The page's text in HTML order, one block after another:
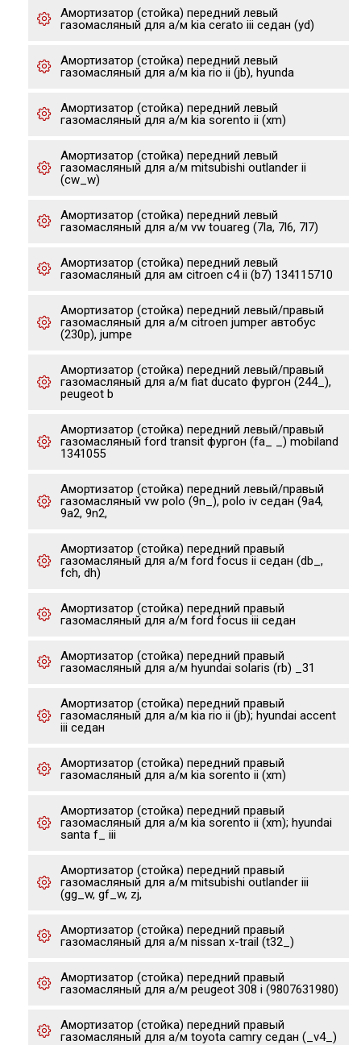
Амортизатор (стойка) передний левый
газомасляный для а/м kia cerato iii седан (yd)
Амортизатор (стойка) передний левый
газомасляный для а/м kia rio ii (jb), hyunda
Амортизатор (стойка) передний левый
газомасляный для а/м kia sorento ii (xm)
Амортизатор (стойка) передний левый
газомасляный для а/м mitsubishi outlander ii
(cw_w)
Амортизатор (стойка) передний левый
газомасляный для а/м vw touareg (7la, 7l6, 7l7)
Амортизатор (стойка) передний левый
газомасляный для ам citroen c4 ii (b7) 134115710
Амортизатор (стойка) передний левый/правый
газомасляный для а/м citroen jumper автобус
(230p), jumpe
Амортизатор (стойка) передний левый/правый
газомасляный для а/м fiat ducato фургон (244_),
peugeot b
Амортизатор (стойка) передний левый/правый
газомасляный ford transit фургон (fa_ _) mobiland
1341055
Амортизатор (стойка) передний левый/правый
газомасляный vw polo (9n_), polo iv седан (9a4,
9a2, 9n2,
Амортизатор (стойка) передний правый
газомасляный для а/м ford focus ii седан (db_,
fch, dh)
Амортизатор (стойка) передний правый
газомасляный для а/м ford focus iii седан
Амортизатор (стойка) передний правый
газомасляный для а/м hyundai solaris (rb) _31
Амортизатор (стойка) передний правый
газомасляный для а/м kia rio ii (jb); hyundai accent
iii седан
Амортизатор (стойка) передний правый
газомасляный для а/м kia sorento ii (xm)
Амортизатор (стойка) передний правый
газомасляный для а/м kia sorento ii (xm); hyundai
santa f_ iii
Амортизатор (стойка) передний правый
газомасляный для а/м mitsubishi outlander iii
(gg_w, gf_w, zj,
Амортизатор (стойка) передний правый
газомасляный для а/м nissan x-trail (t32_)
Амортизатор (стойка) передний правый
газомасляный для а/м peugeot 308 i (9807631980)
Амортизатор (стойка) передний правый
газомасляный для а/м toyota camry седан (_v4_)